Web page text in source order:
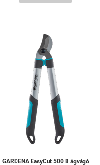
GARDENA EasyCut 500 B ágvágó